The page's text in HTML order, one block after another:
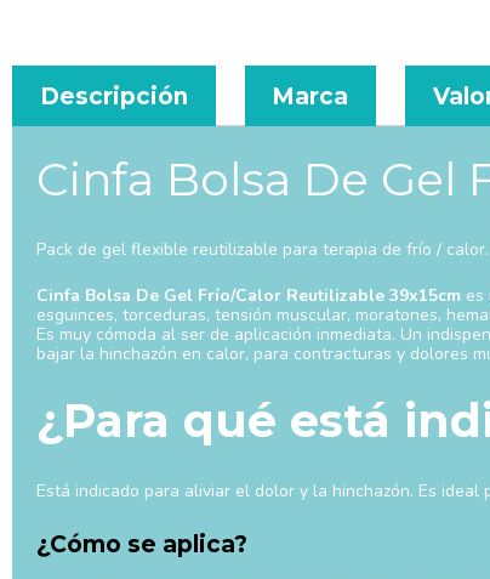
Descripción Marca
Cinfa Bolsa De Gel
Pack de gel flexible reutilizable para terapia de frío /
Cinfa Bolsa De Gel Frío/Calor Reutilizable 39x15cm es
esguinces, torceduras, tensión muscular, moratones,
Es muy cómoda al ser de aplicación inmediata. Un
bajar la hinchazón en calor, para contracturas y dolores
¿Para qué está
Está indicado para aliviar el dolor y la hinchazón. Es ideal
¿Cómo se aplica?